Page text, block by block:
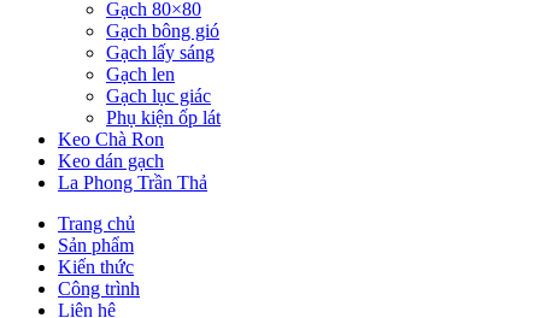
Gạch 80×80
Gạch bông gió
Gạch lấy sáng
Gạch len
Gạch lục giác
Phụ kiện ốp lát
Keo Chà Ron
Keo dán gạch
La Phong Trần Thả
Trang chủ
Sản phẩm
Kiến thức
Công trình
Liên hệ